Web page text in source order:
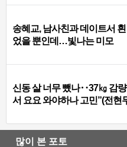
송혜교, 남사친과 데이트서
었을 뿐인데…빛나는 미모
신동 살 너무 뺐나‥37㎏ 감
서 요요 와야하나 고민”(전현
많이 본 포토